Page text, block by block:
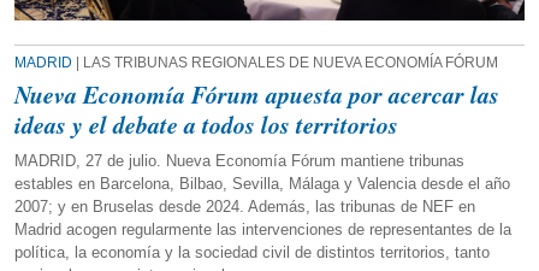
MADRID | LAS TRIBUNAS REGIONALES DE NUEVA ECONOMÍA FÓRUM
Nueva Economía Fórum apuesta por acercar las
ideas y el debate a todos los territorios
MADRID, 27 de julio. Nueva Economía Fórum mantiene tribunas
estables en Barcelona, Bilbao, Sevilla, Málaga y Valencia desde el año
2007; y en Bruselas desde 2024. Además, las tribunas de NEF en
Madrid acogen regularmente las intervenciones de representantes de la
política, la economía y la sociedad civil de distintos territorios, tanto